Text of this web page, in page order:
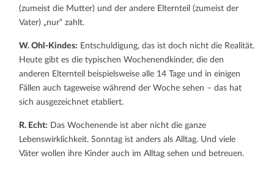
(zumeist die Mutter) und der andere Elternteil (zumeist der
Vater) „nur“ zahlt.
W. Ohl-Kindes: Entschuldigung, das ist doch nicht die Realität.
Heute gibt es die typischen Wochenendkinder, die den
anderen Elternteil beispielsweise alle 14 Tage und in einigen
Fällen auch tageweise während der Woche sehen – das hat
sich ausgezeichnet etabliert.
R. Echt: Das Wochenende ist aber nicht die ganze
Lebenswirklichkeit. Sonntag ist anders als Alltag. Und viele
Väter wollen ihre Kinder auch im Alltag sehen und betreuen.